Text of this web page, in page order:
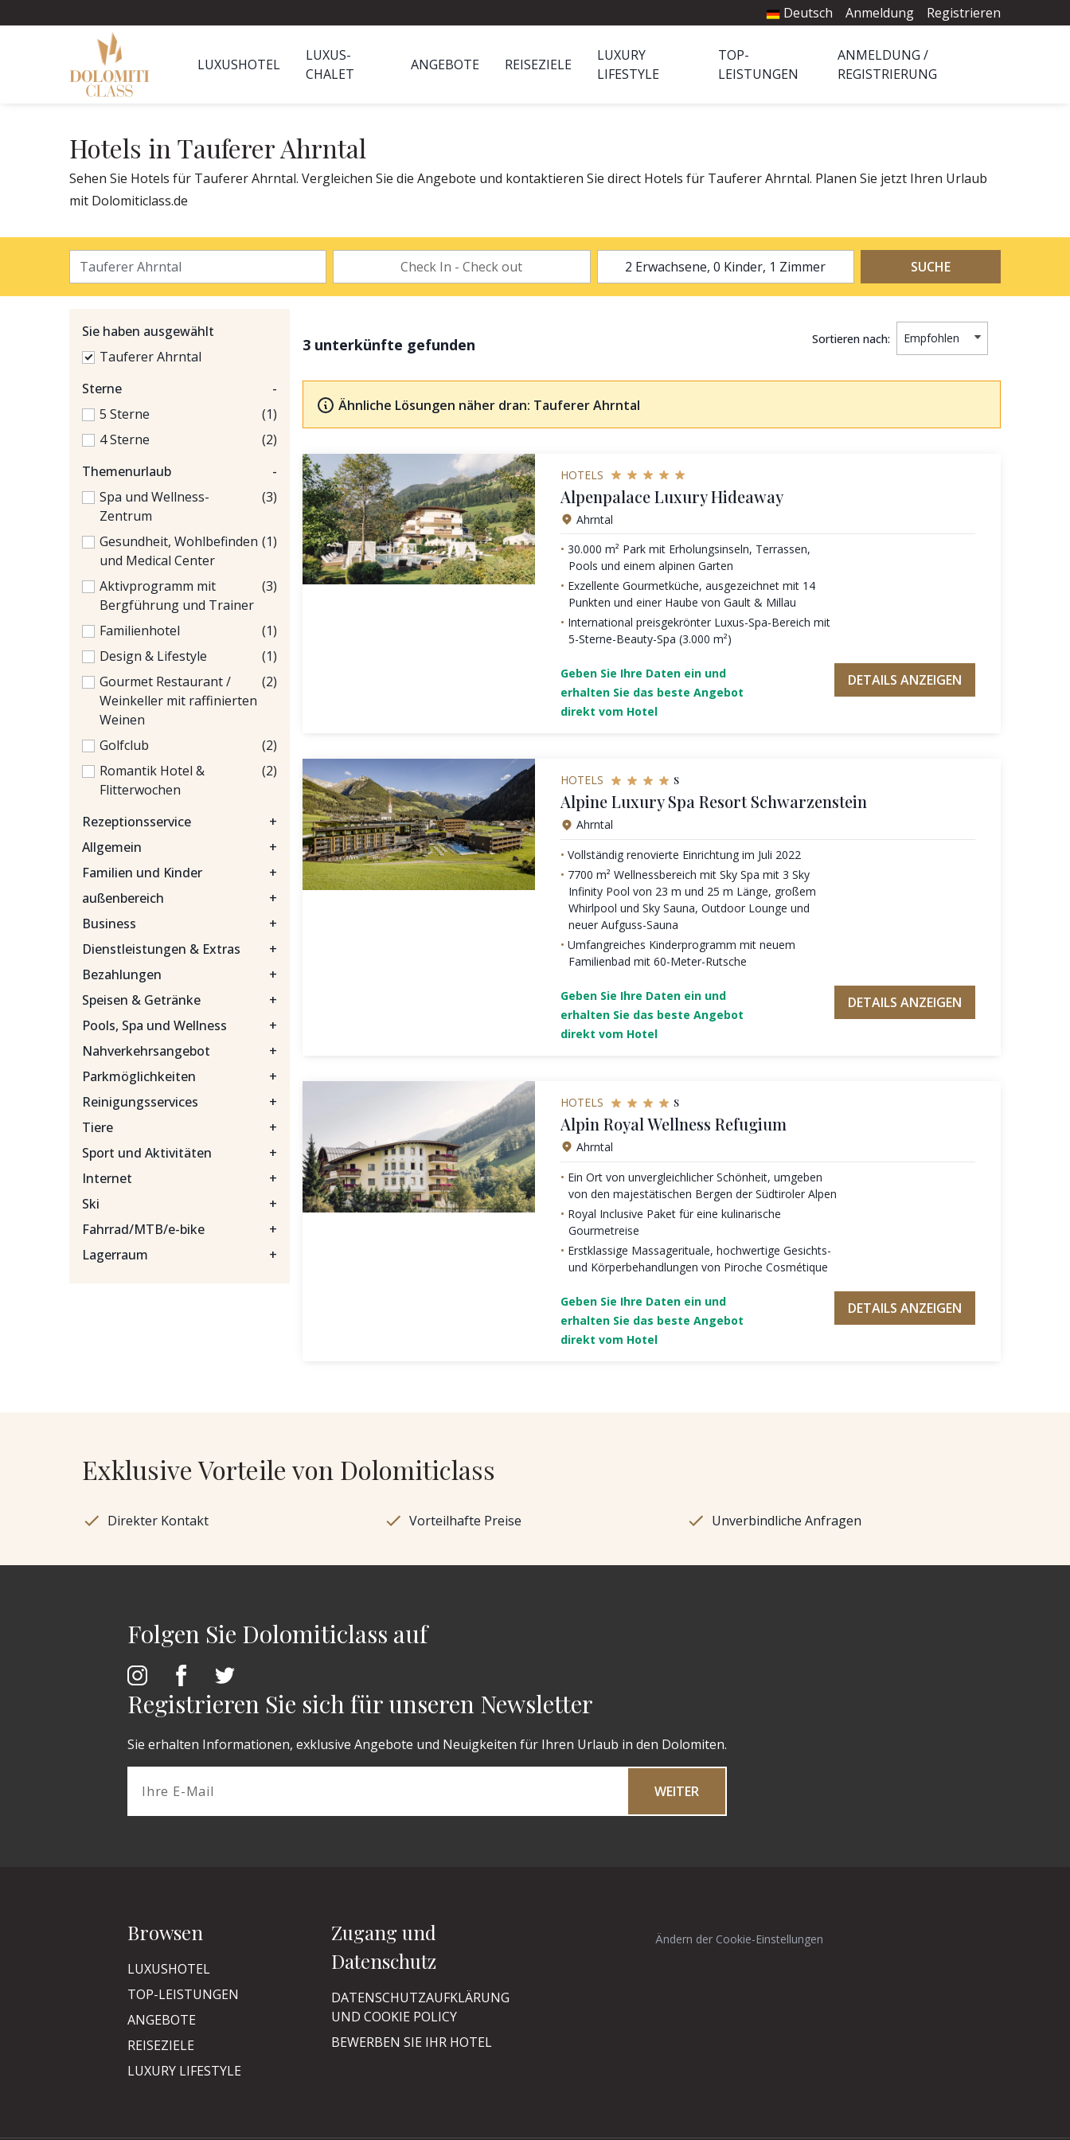
Deutsch Anmeldung Registrieren
LUXUSHOTEL
LUXUS-
CHALET
ANGEBOTE REISEZIELE
LUXURY
LIFESTYLE
TOP-
LEISTUNGEN
ANMELDUNG /
REGISTRIERUNG
Hotels in Tauferer Ahrntal
Sehen Sie Hotels für Tauferer Ahrntal. Vergleichen Sie die Angebote und kontaktieren Sie direct Hotels für Tauferer Ahrntal. Planen Sie jetzt Ihren Urlaub
mit Dolomiticlass.de
2 Erwachsene, 0 Kinder, 1 Zimmer SUCHE
Sie haben ausgewählt
Tauferer Ahrntal
Sterne
-
5 Sterne
(1)
4 Sterne
(2)
Themenurlaub
-
Spa und Wellness-
Zentrum
(3)
Gesundheit, Wohlbefinden
und Medical Center
(1)
Aktivprogramm mit
Bergführung und Trainer
(3)
Familienhotel
(1)
Design & Lifestyle
(1)
Gourmet Restaurant /
Weinkeller mit raffinierten
Weinen
(2)
Golfclub
(2)
Romantik Hotel &
Flitterwochen
(2)
Rezeptionsservice
+
Allgemein
+
Familien und Kinder
+
außenbereich
+
Business
+
Dienstleistungen & Extras
+
Bezahlungen
+
Speisen & Getränke
+
Pools, Spa und Wellness
+
Nahverkehrsangebot
+
Parkmöglichkeiten
+
Reinigungsservices
+
Tiere
+
Sport und Aktivitäten
+
Internet
+
Ski
+
Fahrrad/MTB/e-bike
+
Lagerraum
+
3 unterkünfte gefunden Sortieren nach:
Ähnliche Lösungen näher dran: Tauferer Ahrntal
HOTELS
Alpenpalace Luxury Hideaway
Ahrntal
30.000 m² Park mit Erholungsinseln, Terrassen,
Pools und einem alpinen Garten
Exzellente Gourmetküche, ausgezeichnet mit 14
Punkten und einer Haube von Gault & Millau
International preisgekrönter Luxus-Spa-Bereich mit
5-Sterne-Beauty-Spa (3.000 m²)
Geben Sie Ihre Daten ein und
erhalten Sie das beste Angebot
direkt vom Hotel
DETAILS ANZEIGEN
HOTELS s
Alpine Luxury Spa Resort Schwarzenstein
Ahrntal
Vollständig renovierte Einrichtung im Juli 2022
7700 m² Wellnessbereich mit Sky Spa mit 3 Sky
Infinity Pool von 23 m und 25 m Länge, großem
Whirlpool und Sky Sauna, Outdoor Lounge und
neuer Aufguss-Sauna
Umfangreiches Kinderprogramm mit neuem
Familienbad mit 60-Meter-Rutsche
Geben Sie Ihre Daten ein und
erhalten Sie das beste Angebot
direkt vom Hotel
DETAILS ANZEIGEN
HOTELS s
Alpin Royal Wellness Refugium
Ahrntal
Ein Ort von unvergleichlicher Schönheit, umgeben
von den majestätischen Bergen der Südtiroler Alpen
Royal Inclusive Paket für eine kulinarische
Gourmetreise
Erstklassige Massagerituale, hochwertige Gesichts-
und Körperbehandlungen von Piroche Cosmétique
Geben Sie Ihre Daten ein und
erhalten Sie das beste Angebot
direkt vom Hotel
DETAILS ANZEIGEN
Exklusive Vorteile von Dolomiticlass
Direkter Kontakt Vorteilhafte Preise Unverbindliche Anfragen
Folgen Sie Dolomiticlass auf
Registrieren Sie sich für unseren Newsletter
Sie erhalten Informationen, exklusive Angebote und Neuigkeiten für Ihren Urlaub in den Dolomiten.
WEITER
Browsen
LUXUSHOTEL
TOP-LEISTUNGEN
ANGEBOTE
REISEZIELE
LUXURY LIFESTYLE
Zugang und
Datenschutz
DATENSCHUTZAUFKLÄRUNG
UND COOKIE POLICY
BEWERBEN SIE IHR HOTEL
Ändern der Cookie-Einstellungen